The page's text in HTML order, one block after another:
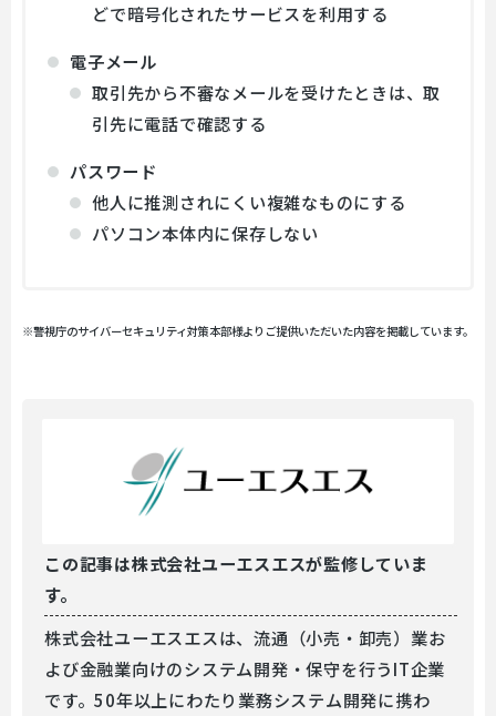
どで暗号化されたサービスを利用する
電子メール
取引先から不審なメールを受けたときは、取
引先に電話で確認する
パスワード
他人に推測されにくい複雑なものにする
パソコン本体内に保存しない
※警視庁のサイバーセキュリティ対策本部様よりご提供いただいた内容を掲載しています。
この記事は株式会社ユーエスエスが監修していま
す。
株式会社ユーエスエスは、流通（小売・卸売）業お
よび金融業向けのシステム開発・保守を行うIT企業
です。50年以上にわたり業務システム開発に携わ